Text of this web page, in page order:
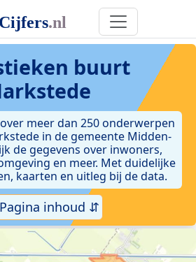
buurt
meer dan 250 onderwerpen
in de gemeente Midden-
de gegevens over inwoners,
en meer. Met duidelijke
kaarten en uitleg bij de data.
Pagina inhoud ⇵